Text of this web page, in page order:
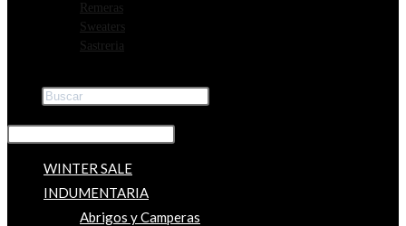
Remeras
Sweaters
Sastreria
WINTER SALE
INDUMENTARIA
Abrigos y Camperas